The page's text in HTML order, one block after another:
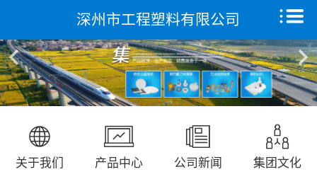
深州市工程塑料有限公司
关于我们 产品中心 公司新闻 集团文化
国庆升旗仪式...
省发改委领导来我公司调研走访...
首页
关于我们
产品中心
远征研发中心